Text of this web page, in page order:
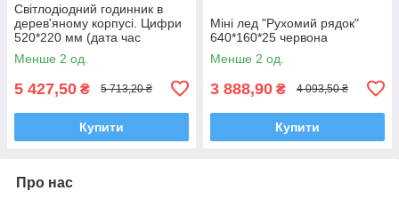
Світлодіодний годинник в
дерев'яному корпусі. Цифри
520*220 мм (дата час
температура)
Менше 2 од.
5 427,50 ₴ 5 713,20 ₴
Купити
Міні лед "Рухомий рядок"
640*160*25 червона
Менше 2 од.
3 888,90 ₴ 4 093,50 ₴
Купити
Про нас